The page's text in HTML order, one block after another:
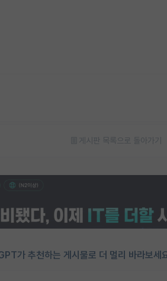
게시판 목록으로 돌아가기
가 추천하는 게시물로 더 멀리 바라보세